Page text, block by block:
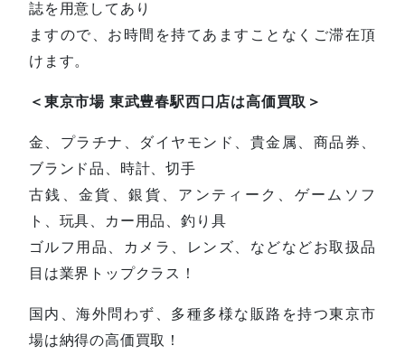
誌を用意してあり
ますので、お時間を持てあますことなくご滞在頂
けます。
＜東京市場 東武豊春駅西口店は高価買取＞
金、プラチナ、ダイヤモンド、貴金属、商品券、
ブランド品、時計、切手
古銭、金貨、銀貨、アンティーク、ゲームソフ
ト、玩具、カー用品、釣り具
ゴルフ用品、カメラ、レンズ、などなどお取扱品
目は業界トップクラス！
国内、海外問わず、多種多様な販路を持つ東京市
場は納得の高価買取！